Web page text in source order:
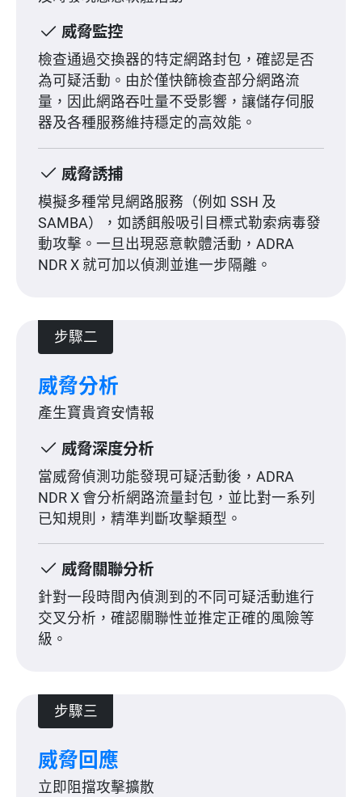
威脅監控
檢查通過交換器的特定網路封包，確認是否
為可疑活動。由於僅快篩檢查部分網路流
量，因此網路吞吐量不受影響，讓儲存伺服
器及各種服務維持穩定的高效能。
威脅誘捕
模擬多種常見網路服務（例如 SSH 及
SAMBA），如誘餌般吸引目標式勒索病毒發
動攻擊。一旦出現惡意軟體活動，ADRA
NDR X 就可加以偵測並進一步隔離。
步驟二
威脅分析
產生寶貴資安情報
威脅深度分析
當威脅偵測功能發現可疑活動後，ADRA
NDR X 會分析網路流量封包，並比對一系列
已知規則，精準判斷攻擊類型。
威脅關聯分析
針對一段時間內偵測到的不同可疑活動進行
交叉分析，確認關聯性並推定正確的風險等
級。
步驟三
威脅回應
立即阻擋攻擊擴散